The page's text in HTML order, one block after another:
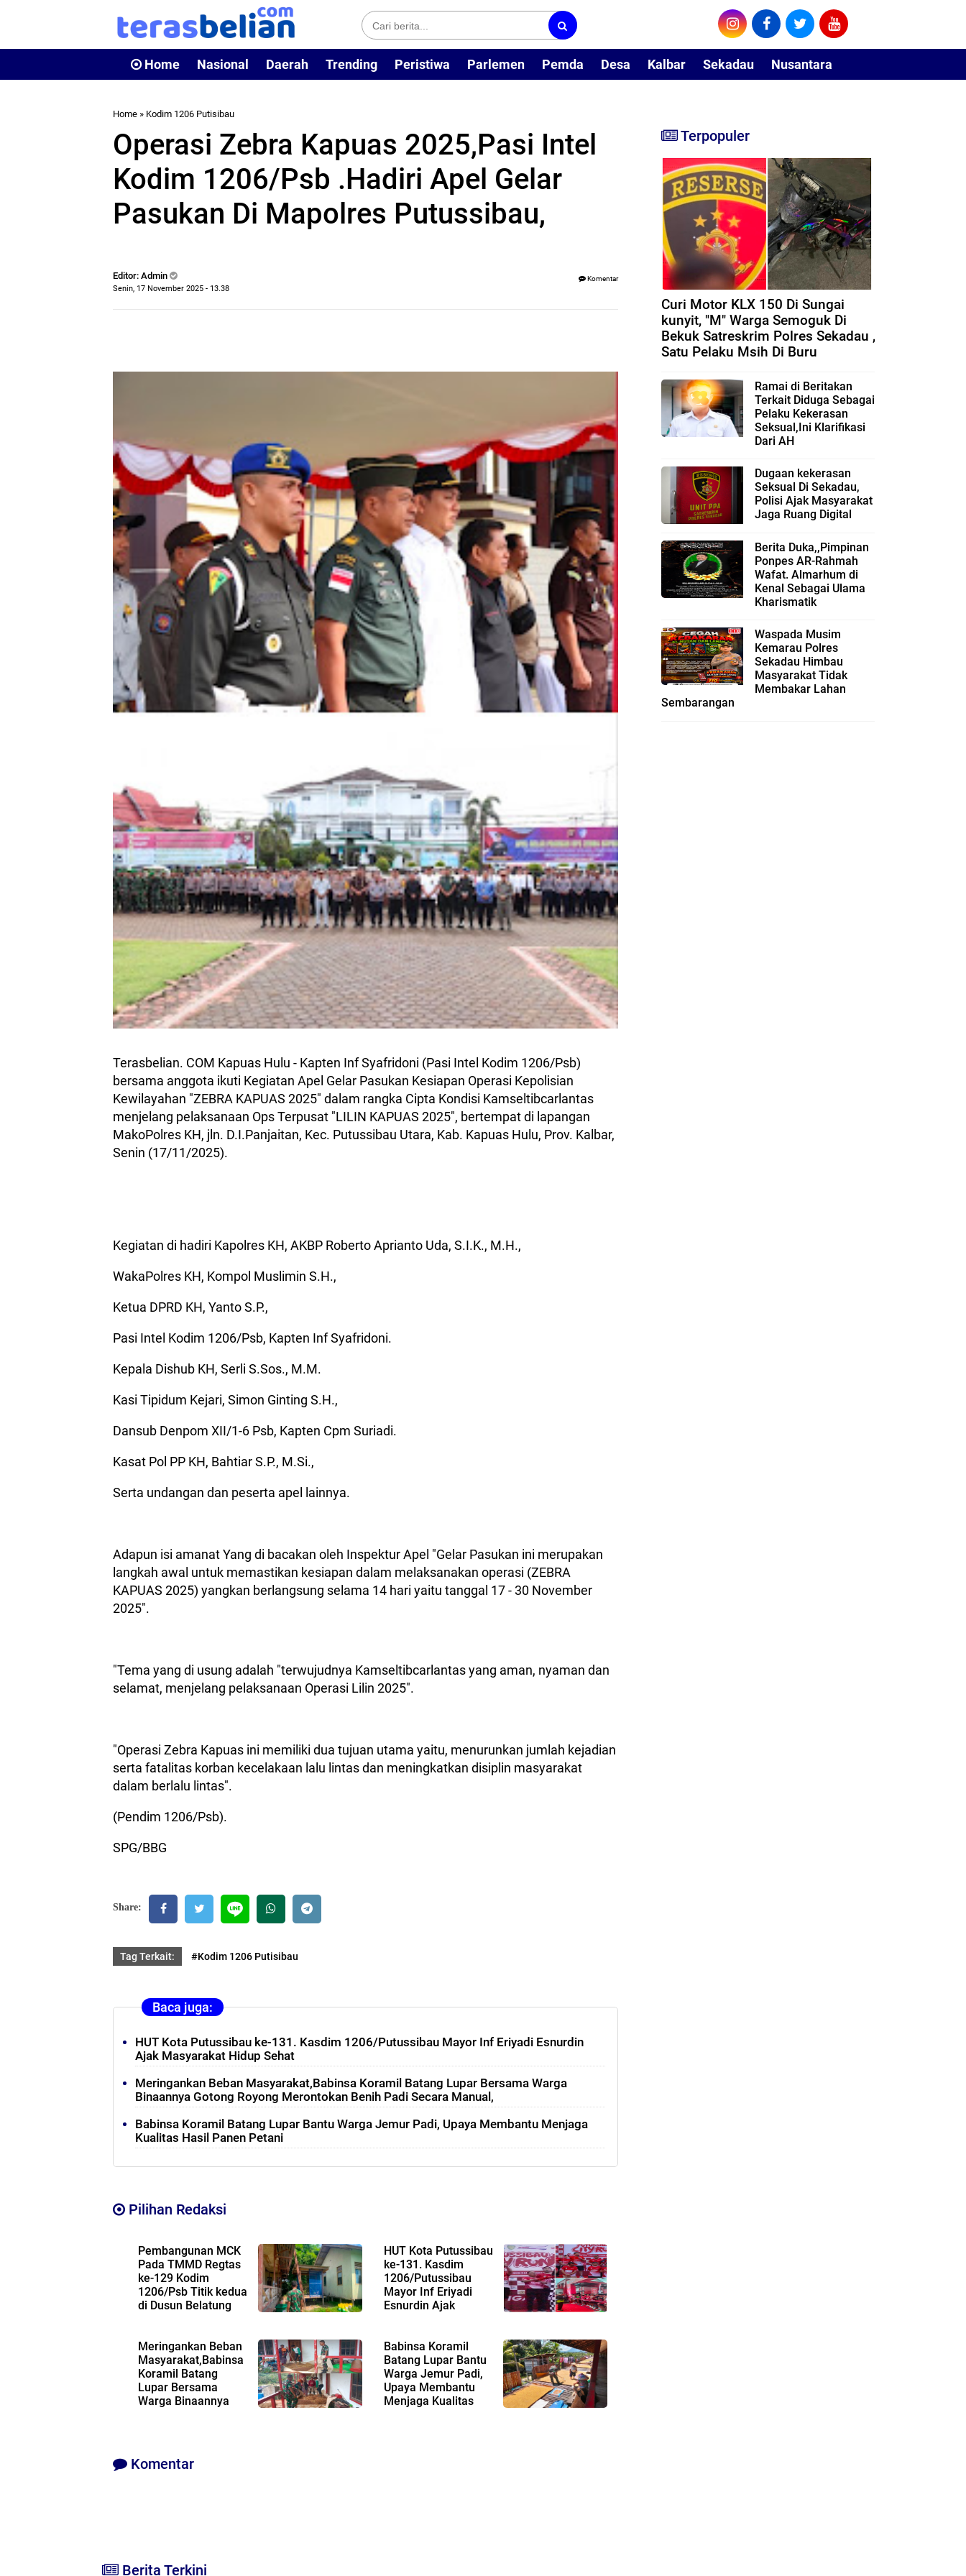
Home Nasional Daerah Trending Peristiwa Parlemen Pemda Desa Kalbar Sekadau Nusantara
Home » Kodim 1206 Putisibau
Operasi Zebra Kapuas 2025,Pasi Intel
Kodim 1206/Psb .Hadiri Apel Gelar
Pasukan Di Mapolres Putussibau,
Editor: Admin
Senin, 17 November 2025 - 13.38
Komentar
Terasbelian. COM Kapuas Hulu - Kapten Inf Syafridoni (Pasi Intel Kodim 1206/Psb)
bersama anggota ikuti Kegiatan Apel Gelar Pasukan Kesiapan Operasi Kepolisian
Kewilayahan "ZEBRA KAPUAS 2025" dalam rangka Cipta Kondisi Kamseltibcarlantas
menjelang pelaksanaan Ops Terpusat "LILIN KAPUAS 2025", bertempat di lapangan
MakoPolres KH, jln. D.I.Panjaitan, Kec. Putussibau Utara, Kab. Kapuas Hulu, Prov. Kalbar,
Senin (17/11/2025).
Kegiatan di hadiri Kapolres KH, AKBP Roberto Aprianto Uda, S.I.K., M.H.,
WakaPolres KH, Kompol Muslimin S.H.,
Ketua DPRD KH, Yanto S.P.,
Pasi Intel Kodim 1206/Psb, Kapten Inf Syafridoni.
Kepala Dishub KH, Serli S.Sos., M.M.
Kasi Tipidum Kejari, Simon Ginting S.H.,
Dansub Denpom XII/1-6 Psb, Kapten Cpm Suriadi.
Kasat Pol PP KH, Bahtiar S.P., M.Si.,
Serta undangan dan peserta apel lainnya.
Adapun isi amanat Yang di bacakan oleh Inspektur Apel "Gelar Pasukan ini merupakan
langkah awal untuk memastikan kesiapan dalam melaksanakan operasi (ZEBRA
KAPUAS 2025) yangkan berlangsung selama 14 hari yaitu tanggal 17 - 30 November
2025".
"Tema yang di usung adalah "terwujudnya Kamseltibcarlantas yang aman, nyaman dan
selamat, menjelang pelaksanaan Operasi Lilin 2025".
"Operasi Zebra Kapuas ini memiliki dua tujuan utama yaitu, menurunkan jumlah kejadian
serta fatalitas korban kecelakaan lalu lintas dan meningkatkan disiplin masyarakat
dalam berlalu lintas".
(Pendim 1206/Psb).
SPG/BBG
Share:
Tag Terkait: #Kodim 1206 Putisibau
Baca juga:
HUT Kota Putussibau ke-131. Kasdim 1206/Putussibau Mayor Inf Eriyadi Esnurdin
Ajak Masyarakat Hidup Sehat
Meringankan Beban Masyarakat,Babinsa Koramil Batang Lupar Bersama Warga
Binaannya Gotong Royong Merontokan Benih Padi Secara Manual,
Babinsa Koramil Batang Lupar Bantu Warga Jemur Padi, Upaya Membantu Menjaga
Kualitas Hasil Panen Petani
Pilihan Redaksi
Pembangunan MCK
Pada TMMD Regtas
ke-129 Kodim
1206/Psb Titik kedua
di Dusun Belatung
HUT Kota Putussibau
ke-131. Kasdim
1206/Putussibau
Mayor Inf Eriyadi
Esnurdin Ajak
Meringankan Beban
Masyarakat,Babinsa
Koramil Batang
Lupar Bersama
Warga Binaannya
Babinsa Koramil
Batang Lupar Bantu
Warga Jemur Padi,
Upaya Membantu
Menjaga Kualitas
Komentar
Berita Terkini
Terpopuler
Curi Motor KLX 150 Di Sungai
kunyit, "M" Warga Semoguk Di
Bekuk Satreskrim Polres Sekadau ,
Satu Pelaku Msih Di Buru
Ramai di Beritakan
Terkait Diduga Sebagai
Pelaku Kekerasan
Seksual,Ini Klarifikasi
Dari AH
Dugaan kekerasan
Seksual Di Sekadau,
Polisi Ajak Masyarakat
Jaga Ruang Digital
Berita Duka,,Pimpinan
Ponpes AR-Rahmah
Wafat. Almarhum di
Kenal Sebagai Ulama
Kharismatik
Waspada Musim
Kemarau Polres
Sekadau Himbau
Masyarakat Tidak
Membakar Lahan
Sembarangan